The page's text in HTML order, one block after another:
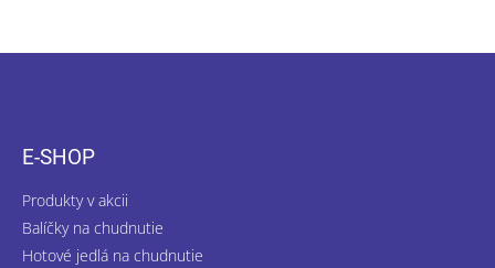
E-SHOP
Produkty v akcii
Balíčky na chudnutie
Hotové jedlá na chudnutie